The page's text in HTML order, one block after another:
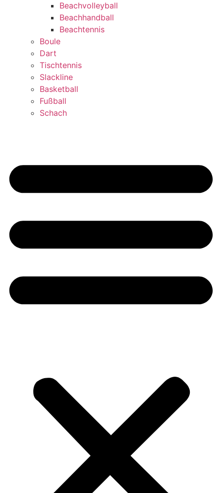
Beachvolleyball
Beachhandball
Beachtennis
Boule
Dart
Tischtennis
Slackline
Basketball
Fußball
Schach